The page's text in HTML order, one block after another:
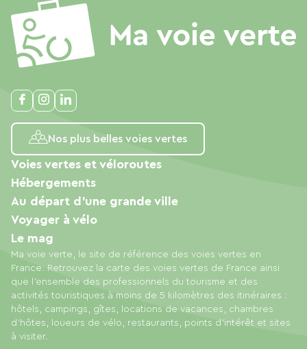
Nos plus belles voies vertes
Ma voie verte, le site de référence des voies vertes en
France. Retrouvez la carte des voies vertes de France ainsi
que l'ensemble des professionnels du tourisme et des
activités touristiques à moins de 5 kilomètres des itinéraires :
hôtels, campings, gîtes, locations de vacances, chambres
d'hôtes, loueurs de vélo, restaurants, points d'intérêt et sites
à visiter.
Voies vertes et véloroutes
Hébergements
Au départ d'une grande ville
Voyager à vélo
Le mag